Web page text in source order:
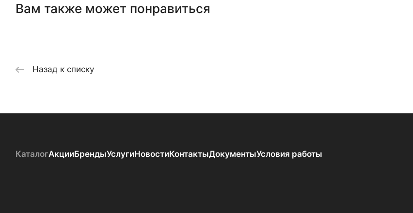
Вам также может понравиться
Назад к списку
КаталогАкцииБрендыУслугиНовостиКонтактыДокументыУсловия работы